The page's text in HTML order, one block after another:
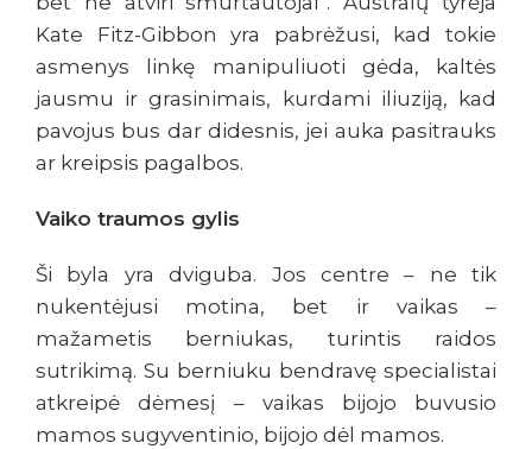
Kate Fitz-Gibbon yra pabrėžusi, kad tokie
asmenys linkę manipuliuoti gėda, kaltės
jausmu ir grasinimais, kurdami iliuziją, kad
pavojus bus dar didesnis, jei auka pasitrauks
ar kreipsis pagalbos.
Vaiko traumos gylis
Ši byla yra dviguba. Jos centre – ne tik
nukentėjusi motina, bet ir vaikas –
mažametis berniukas, turintis raidos
sutrikimą. Su berniuku bendravę specialistai
atkreipė dėmesį – vaikas bijojo buvusio
mamos sugyventinio, bijojo dėl mamos.